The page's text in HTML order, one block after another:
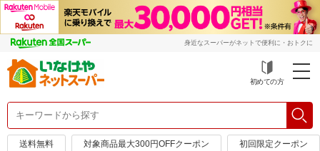
身近なスーパーがネットで便利に・おトクに
初めての方
送料無料 対象商品最大300円OFFクーポン
初回限定クーポン